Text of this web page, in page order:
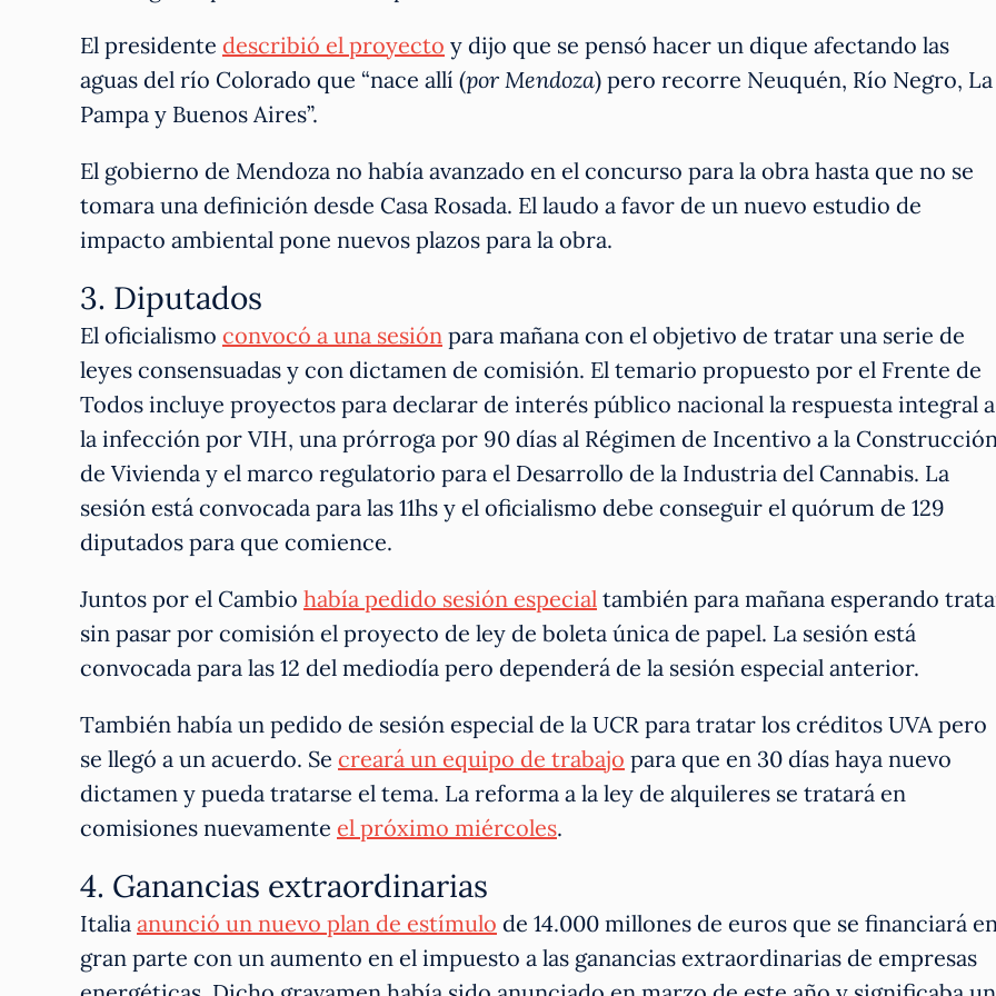
El presidente describió el proyecto y dijo que se pensó hacer un dique afectando las
aguas del río Colorado que “nace allí (por Mendoza) pero recorre Neuquén, Río Negro, La
Pampa y Buenos Aires”.
El gobierno de Mendoza no había avanzado en el concurso para la obra hasta que no se
tomara una definición desde Casa Rosada. El laudo a favor de un nuevo estudio de
impacto ambiental pone nuevos plazos para la obra.
3. Diputados
El oficialismo convocó a una sesión para mañana con el objetivo de tratar una serie de
leyes consensuadas y con dictamen de comisión. El temario propuesto por el Frente de
Todos incluye proyectos para declarar de interés público nacional la respuesta integral a
la infección por VIH, una prórroga por 90 días al Régimen de Incentivo a la
de Vivienda y el marco regulatorio para el Desarrollo de la Industria del Cannabis. La
sesión está convocada para las 11hs y el oficialismo debe conseguir el quórum de 129
diputados para que comience.
Juntos por el Cambio había pedido sesión especial también para mañana esperando
sin pasar por comisión el proyecto de ley de boleta única de papel. La sesión está
convocada para las 12 del mediodía pero dependerá de la sesión especial anterior.
También había un pedido de sesión especial de la UCR para tratar los créditos UVA pero
se llegó a un acuerdo. Se creará un equipo de trabajo para que en 30 días haya nuevo
dictamen y pueda tratarse el tema. La reforma a la ley de alquileres se tratará en
comisiones nuevamente el próximo miércoles.
4. Ganancias extraordinarias
Italia anunció un nuevo plan de estímulo de 14.000 millones de euros que se financiará
gran parte con un aumento en el impuesto a las ganancias extraordinarias de empresas